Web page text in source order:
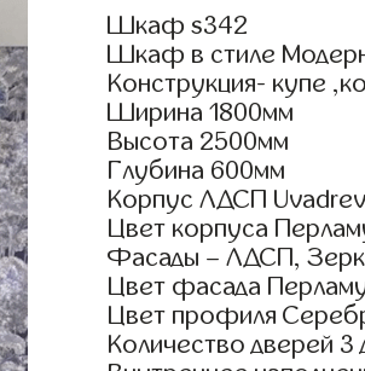
Шкаф s342
Шкаф в стиле
Конструкция- купе
Ширина 1800мм
Высота 2500мм
Глубина 600мм
Корпус ЛДСП Uvadrev
Цвет корпуса
Фасады – ЛДСП,
Цвет фасада
Цвет профиля
Количество дверей 3